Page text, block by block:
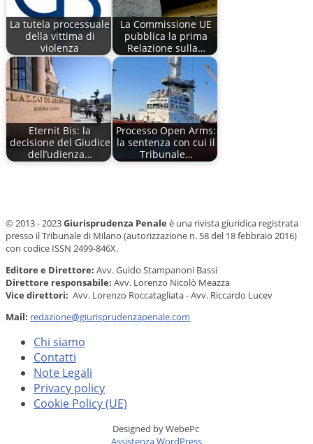
La tutela processuale
della vittima di
violenza
La Commissione UE
pubblica la prima
Relazione sulla…
Eternit Bis: la
decisione del Giudice
dell’udienza…
Processo Open Arms:
la sentenza con cui il
Tribunale…
© 2013 - 2023Giurisprudenza Penale è una rivista giuridica registrata
presso il Tribunale di Milano (autorizzazione n. 58 del 18 febbraio 2016)
con codice ISSN 2499-846X.
Editore e Direttore: Avv. Guido Stampanoni Bassi
Direttore responsabile: Avv. Lorenzo Nicolò Meazza
Vice direttori: Avv. Lorenzo Roccatagliata - Avv. Riccardo Lucev
Mail: redazione@giurisprudenzapenale.com
Chi siamo
Contatti
Note Legali
Privacy policy
Cookie Policy (UE)
Designed by WebePc
Assistenza WordPress